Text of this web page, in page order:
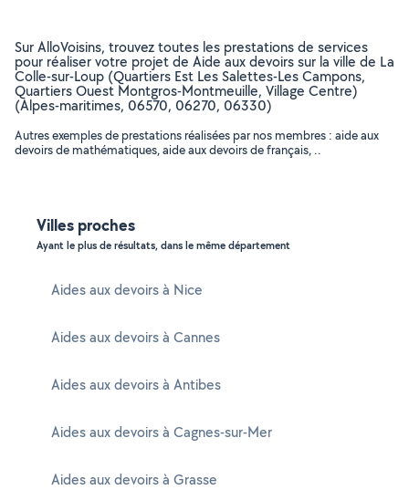
Sur AlloVoisins, trouvez toutes les prestations de services
pour réaliser votre projet de Aide aux devoirs sur la ville de La
Colle-sur-Loup (Quartiers Est Les Salettes-Les Campons,
Quartiers Ouest Montgros-Montmeuille, Village Centre)
(Alpes-maritimes, 06570, 06270, 06330)
Autres exemples de prestations réalisées par nos membres : aide aux
devoirs de mathématiques, aide aux devoirs de français, ..
Villes proches
Ayant le plus de résultats, dans le même département
Aides aux devoirs à Nice
Aides aux devoirs à Cannes
Aides aux devoirs à Antibes
Aides aux devoirs à Cagnes-sur-Mer
Aides aux devoirs à Grasse